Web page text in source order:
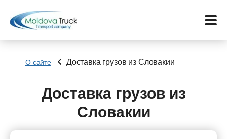
О сайте Доставка грузов из Словакии
Доставка грузов из
Словакии